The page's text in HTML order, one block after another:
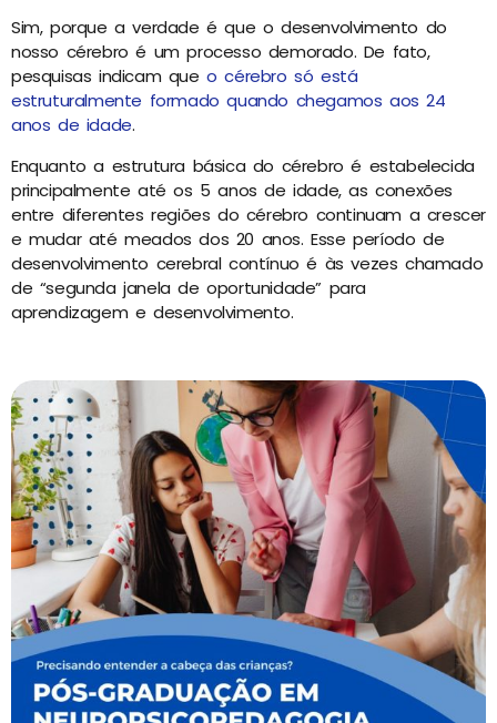
Sim, porque a verdade é que o desenvolvimento do
nosso cérebro é um processo demorado. De fato,
pesquisas indicam queo cérebro só está
estruturalmente formado quando chegamos aos 24
anos de idade.
Enquanto a estrutura básica do cérebro é estabelecida
principalmente até os 5 anos de idade, as conexões
entre diferentes regiões do cérebro continuam a crescer
e mudar até meados dos 20 anos. Esse período de
desenvolvimento cerebral contínuo é às vezes chamado
de “segunda janela de oportunidade” para
aprendizagem e desenvolvimento.